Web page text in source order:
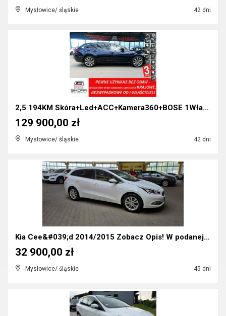
Mysłowice/ śląskie 42 dni
2,5 194KM Skóra+Led+ACC+Kamera360+BOSE 1Właś. KRAJ...
Mysłowice/ śląskie 42 dni
129 900,00 zł
Kia Cee&#039;d 2014/2015 Zobacz Opis! W podanej ce...
Mysłowice/ śląskie 45 dni
32 900,00 zł